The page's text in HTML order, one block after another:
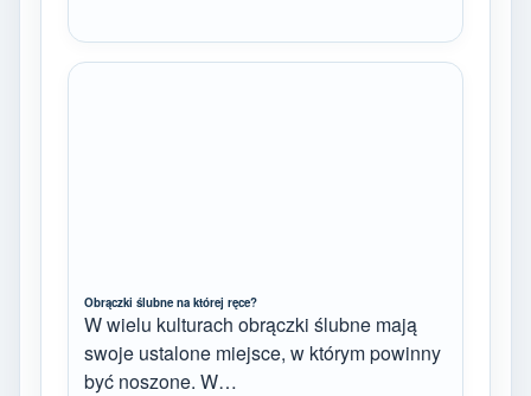
Obrączki ślubne na której ręce?
W wielu kulturach obrączki ślubne mają
swoje ustalone miejsce, w którym powinny
być noszone. W…